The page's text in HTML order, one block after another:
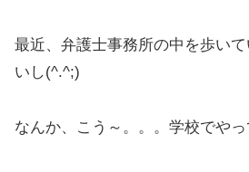
最近、弁護士事務所の中を歩い
いし(^.^;)
なんか、こう～。。。学校でや